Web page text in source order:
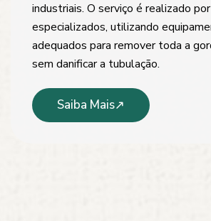
industriais. O serviço é realizado
especializados, utilizando
adequados para remover toda a
sem danificar a tubulação.
Saiba Mais